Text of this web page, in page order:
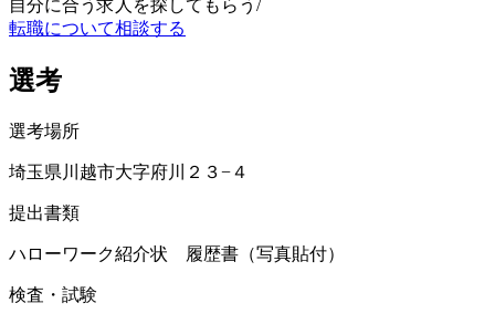
自分に合う求人を探してもらう /
転職について相談する
選考
選考場所
埼玉県川越市大字府川２３−４
提出書類
ハローワーク紹介状 履歴書（写真貼付）
検査・試験